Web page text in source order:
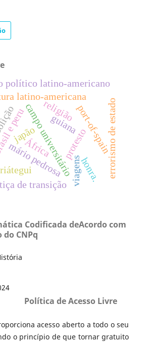
protesto
campo universitário
latino-americana
político latino-americano
peru
mário pedrosa
port-of-spain
religião
viagens
japão
de transição
errorismo de estado
guiana
honra.
África
Codificada deAcordo com
do CNPq
Política de Acesso Livre
acesso aberto a todo o seu
o princípio de que tornar gratuito